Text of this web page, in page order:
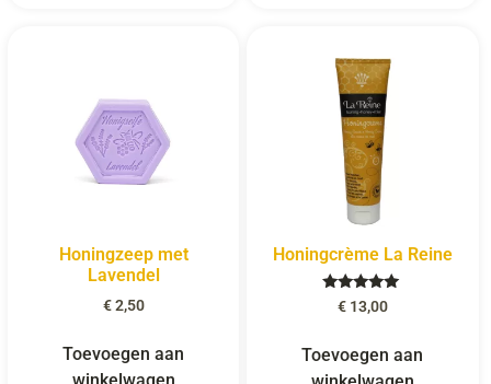
Honingzeep met
Lavendel
€2,50
Toevoegen aan
winkelwagen
Honingcrème La Reine
Gewaardeerd
5.00
€13,00
Toevoegen aan